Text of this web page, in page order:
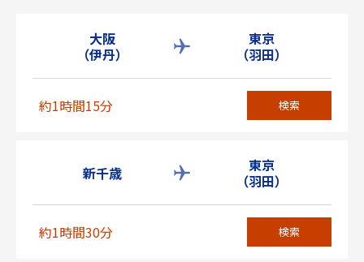
大阪
（伊丹）
東京
（羽田）
約1時間15分 検索
新千歳
東京
（羽田）
約1時間30分 検索